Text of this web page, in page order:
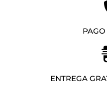
ENTREGA